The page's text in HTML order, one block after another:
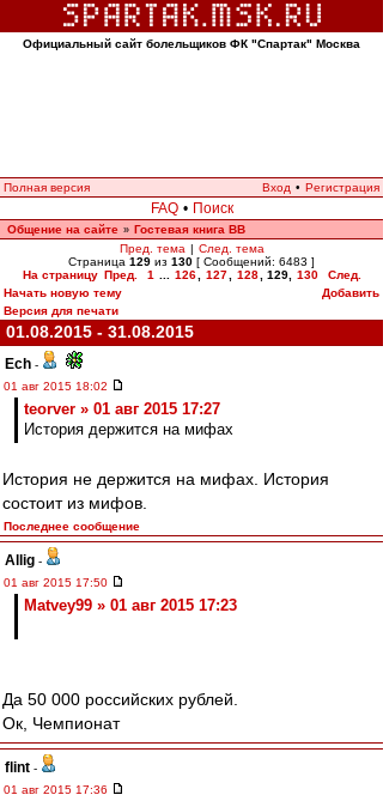
Официальный сайт болельщиков ФК "Спартак" Москва
Полная версия Вход • Регистрация
FAQ • Поиск
Общение на сайте » Гостевая книга ВВ
Пред. тема | След. тема
Страница 129 из 130 [ Сообщений: 6483 ]
На страницу Пред. 1 126 127 128 129, 130
След.
Начать новую тему
Добавить
Версия для печати
01.08.2015 - 31.08.2015
Ech -
01 авг 2015 18:02
teorver » 01 авг 2015 17:27
История держится на мифах
История не держится на мифах. История
состоит из мифов.
Последнее сообщение
Allig -
01 авг 2015 17:50
Matvey99 » 01 авг 2015 17:23
Да 50 000 российских рублей.
Ок, Чемпионат
flint -
01 авг 2015 17:36